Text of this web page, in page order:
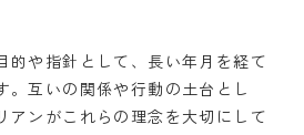
的や指針として、長い年月を経て
。互いの関係や行動の土台とし
アンがこれらの理念を大切にして